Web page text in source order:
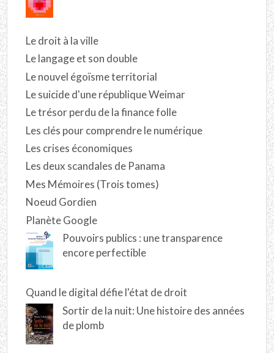
Le droit à la ville
Le langage et son double
Le nouvel égoïsme territorial
Le suicide d'une république Weimar
Le trésor perdu de la finance folle
Les clés pour comprendre le numérique
Les crises économiques
Les deux scandales de Panama
Mes Mémoires (Trois tomes)
Noeud Gordien
Planète Google
Pouvoirs publics : une transparence
encore perfectible
Quand le digital défie l'état de droit
Sortir de la nuit: Une histoire des années
de plomb